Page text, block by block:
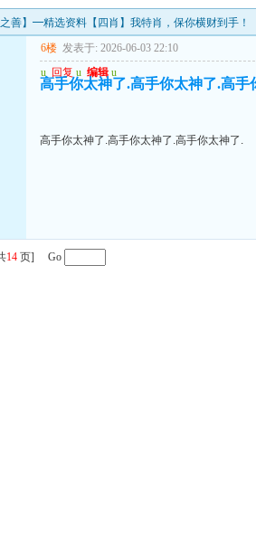
善】━精选资料【四肖】我特肖，保你横财到手！
6楼 发表于: 2026-06-03 22:10
u 回复 u 编辑 u
高手你太神了.高手你太神了.高手
高手你太神了.高手你太神了.高手你太神了.
14 页] Go